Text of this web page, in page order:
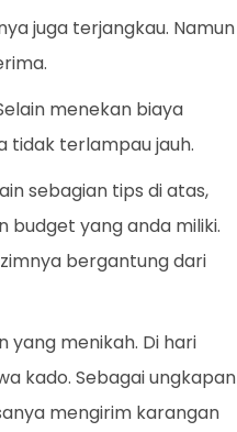
juga terjangkau. Namun
menekan biaya
tidak terlampau jauh.
sebagian tips di atas,
budget yang anda miliki.
bergantung dari
yang menikah. Di hari
kado. Sebagai ungkapan
mengirim karangan